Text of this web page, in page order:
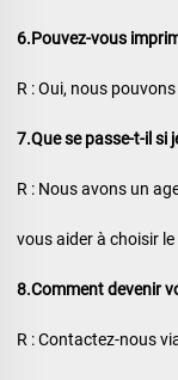
6.Pouvez-vous
R : Oui, nous
7.Que se passe-t-il si
R : Nous avons un
vous aider à choisir
8.Comment devenir
R : Contactez-nous